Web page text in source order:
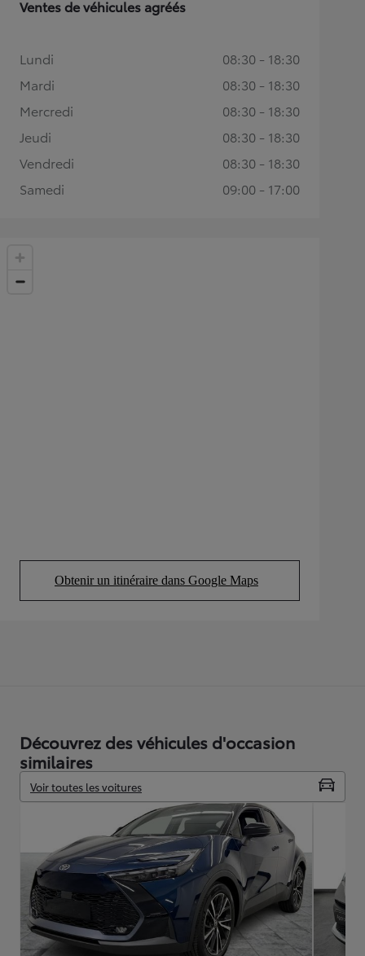
Obtenir un itinéraire dans Google Maps
(Opens in new tab)
Ventes de véhicules agréés
Lundi
08:30 - 18:30
Mardi
08:30 - 18:30
Mercredi
08:30 - 18:30
Jeudi
08:30 - 18:30
Vendredi
08:30 - 18:30
Samedi
09:00 - 17:00
Découvrez des véhicules d'occasion
similaires
Voir toutes les voitures